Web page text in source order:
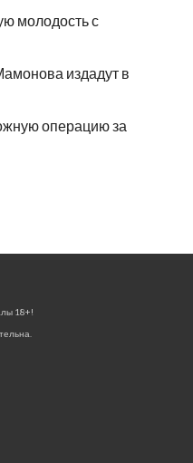
молодость с
издадут в
операцию за
18+!